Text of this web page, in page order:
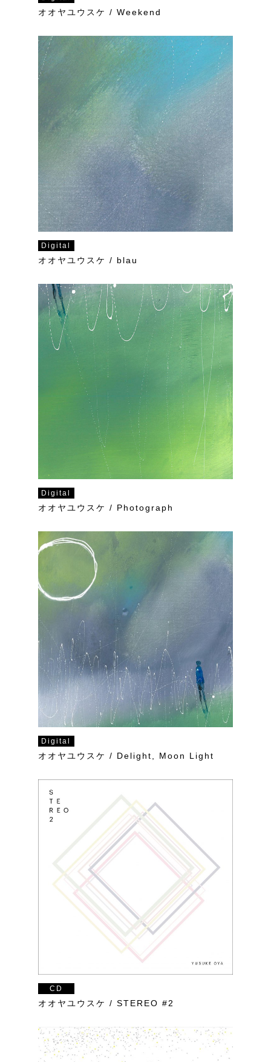
オオヤユウスケ / Weekend
Digital
オオヤユウスケ / blau
Digital
オオヤユウスケ / Photograph
Digital
オオヤユウスケ / Delight, Moon Light
CD
オオヤユウスケ / STEREO #2